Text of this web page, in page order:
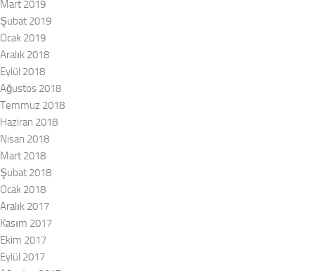
Mart 2019
Şubat 2019
Ocak 2019
Aralık 2018
Eylül 2018
Ağustos 2018
Temmuz 2018
Haziran 2018
Nisan 2018
Mart 2018
Şubat 2018
Ocak 2018
Aralık 2017
Kasım 2017
Ekim 2017
Eylül 2017